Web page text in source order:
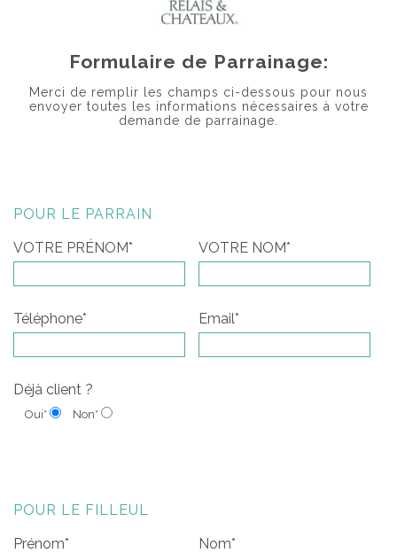
Formulaire de Parrainage:
Merci de remplir les champs ci-dessous pour nous
envoyer toutes les informations nécessaires à votre
demande de parrainage.
POUR LE PARRAIN
VOTRE PRÉNOM*
VOTRE NOM*
Téléphone* Email*
Déjà client ?
Oui* Non*
POUR LE FILLEUL
Prénom*
Nom*